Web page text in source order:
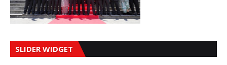
SLIDER WIDGET